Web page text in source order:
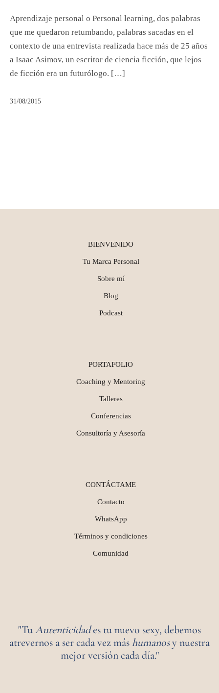
Aprendizaje personal o Personal learning, dos palabras
que me quedaron retumbando, palabras sacadas en el
contexto de una entrevista realizada hace más de 25 años
a Isaac Asimov, un escritor de ciencia ficción, que lejos
de ficción era un futurólogo. […]
31/08/2015
BIENVENIDO
Tu Marca Personal
Sobre mí
Blog
Podcast
PORTAFOLIO
Coaching y Mentoring
Talleres
Conferencias
Consultoría y Asesoría
CONTÁCTAME
Contacto
WhatsApp
Términos y condiciones
Comunidad
"TuAutenticidades tu nuevo sexy, debemos
atrevernos a ser cada vez máshumanosy nuestra
mejor versión cada día."